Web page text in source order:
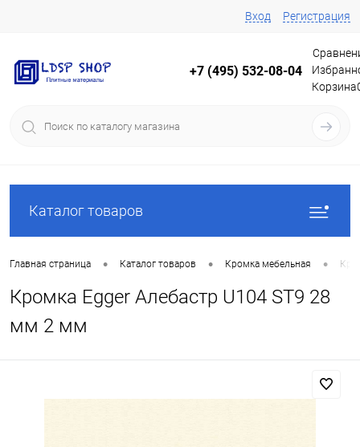
Вход Регистрация
+7 (495) 532-08-04
Корзина
Каталог товаров
Главная страница • Каталог товаров • Кромка мебельная •
Кромка Egger Алебастр U104 ST9 28
мм 2 мм